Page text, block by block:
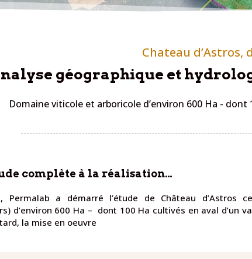
Chateau d’Astros,
géographique et
Domaine viticole et arboricole d’environ 600 Ha -
complète à la réalisation…
Permalab a démarré l’étude de Château d’Astros
d’environ 600 Ha – dont 100 Ha cultivés en aval d’un
la mise en oeuvre